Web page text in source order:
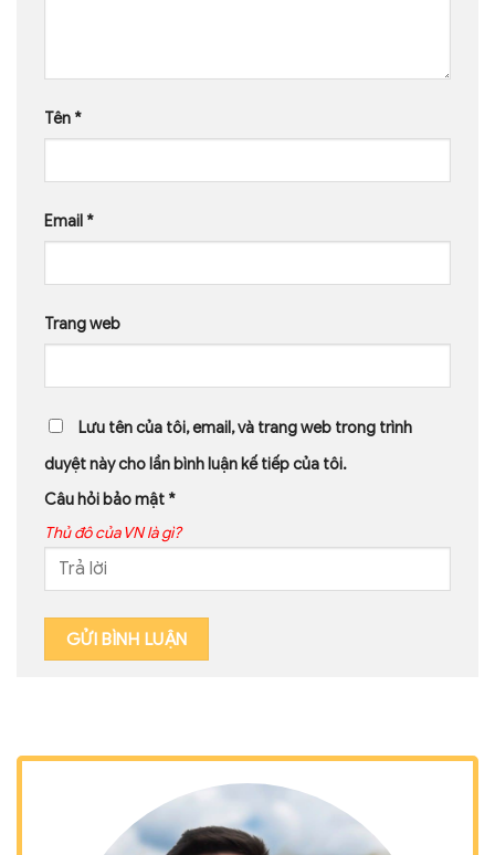
Tên *
Email *
Trang web
Lưu tên của tôi, email, và trang web trong trình
duyệt này cho lần bình luận kế tiếp của tôi.
Câu hỏi bảo mật *
Thủ đô của VN là gì?